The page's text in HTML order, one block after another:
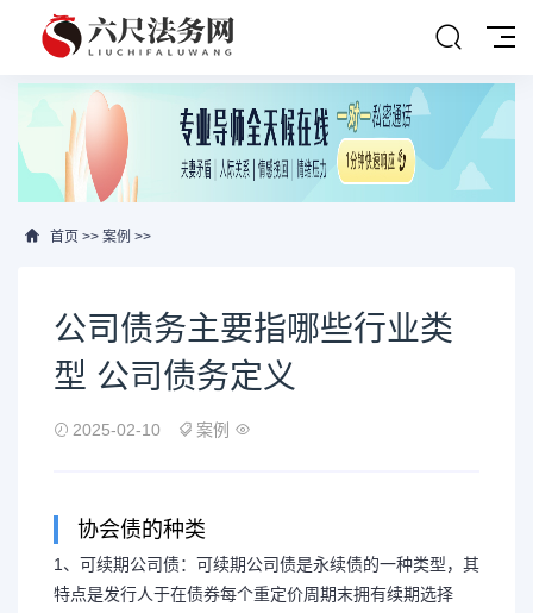
首页 >> 案例 >>
公司债务主要指哪些行业类
型 公司债务定义
2025-02-10 案例
协会债的种类
1、可续期公司债：可续期公司债是永续债的一种类型，其
特点是发行人于在债券每个重定价周期末拥有续期选择